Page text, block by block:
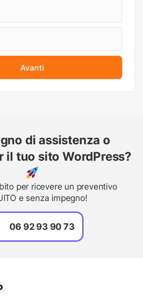
Avanti
di assistenza o
il tuo sito WordPress?
per ricevere un preventivo
e senza impegno!
06 92 93 90 73